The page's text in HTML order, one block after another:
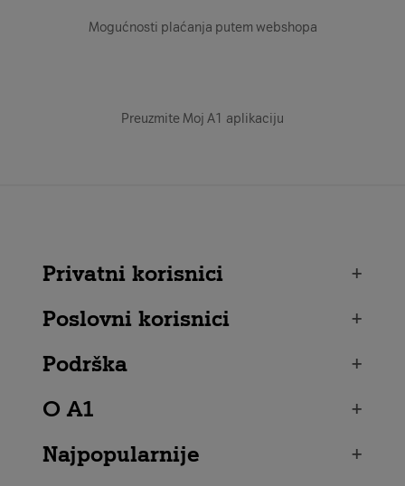
Mogućnosti plaćanja putem webshopa
Preuzmite Moj A1 aplikaciju
Privatni korisnici
+
Poslovni korisnici
+
Podrška
+
O A1
+
Najpopularnije
+